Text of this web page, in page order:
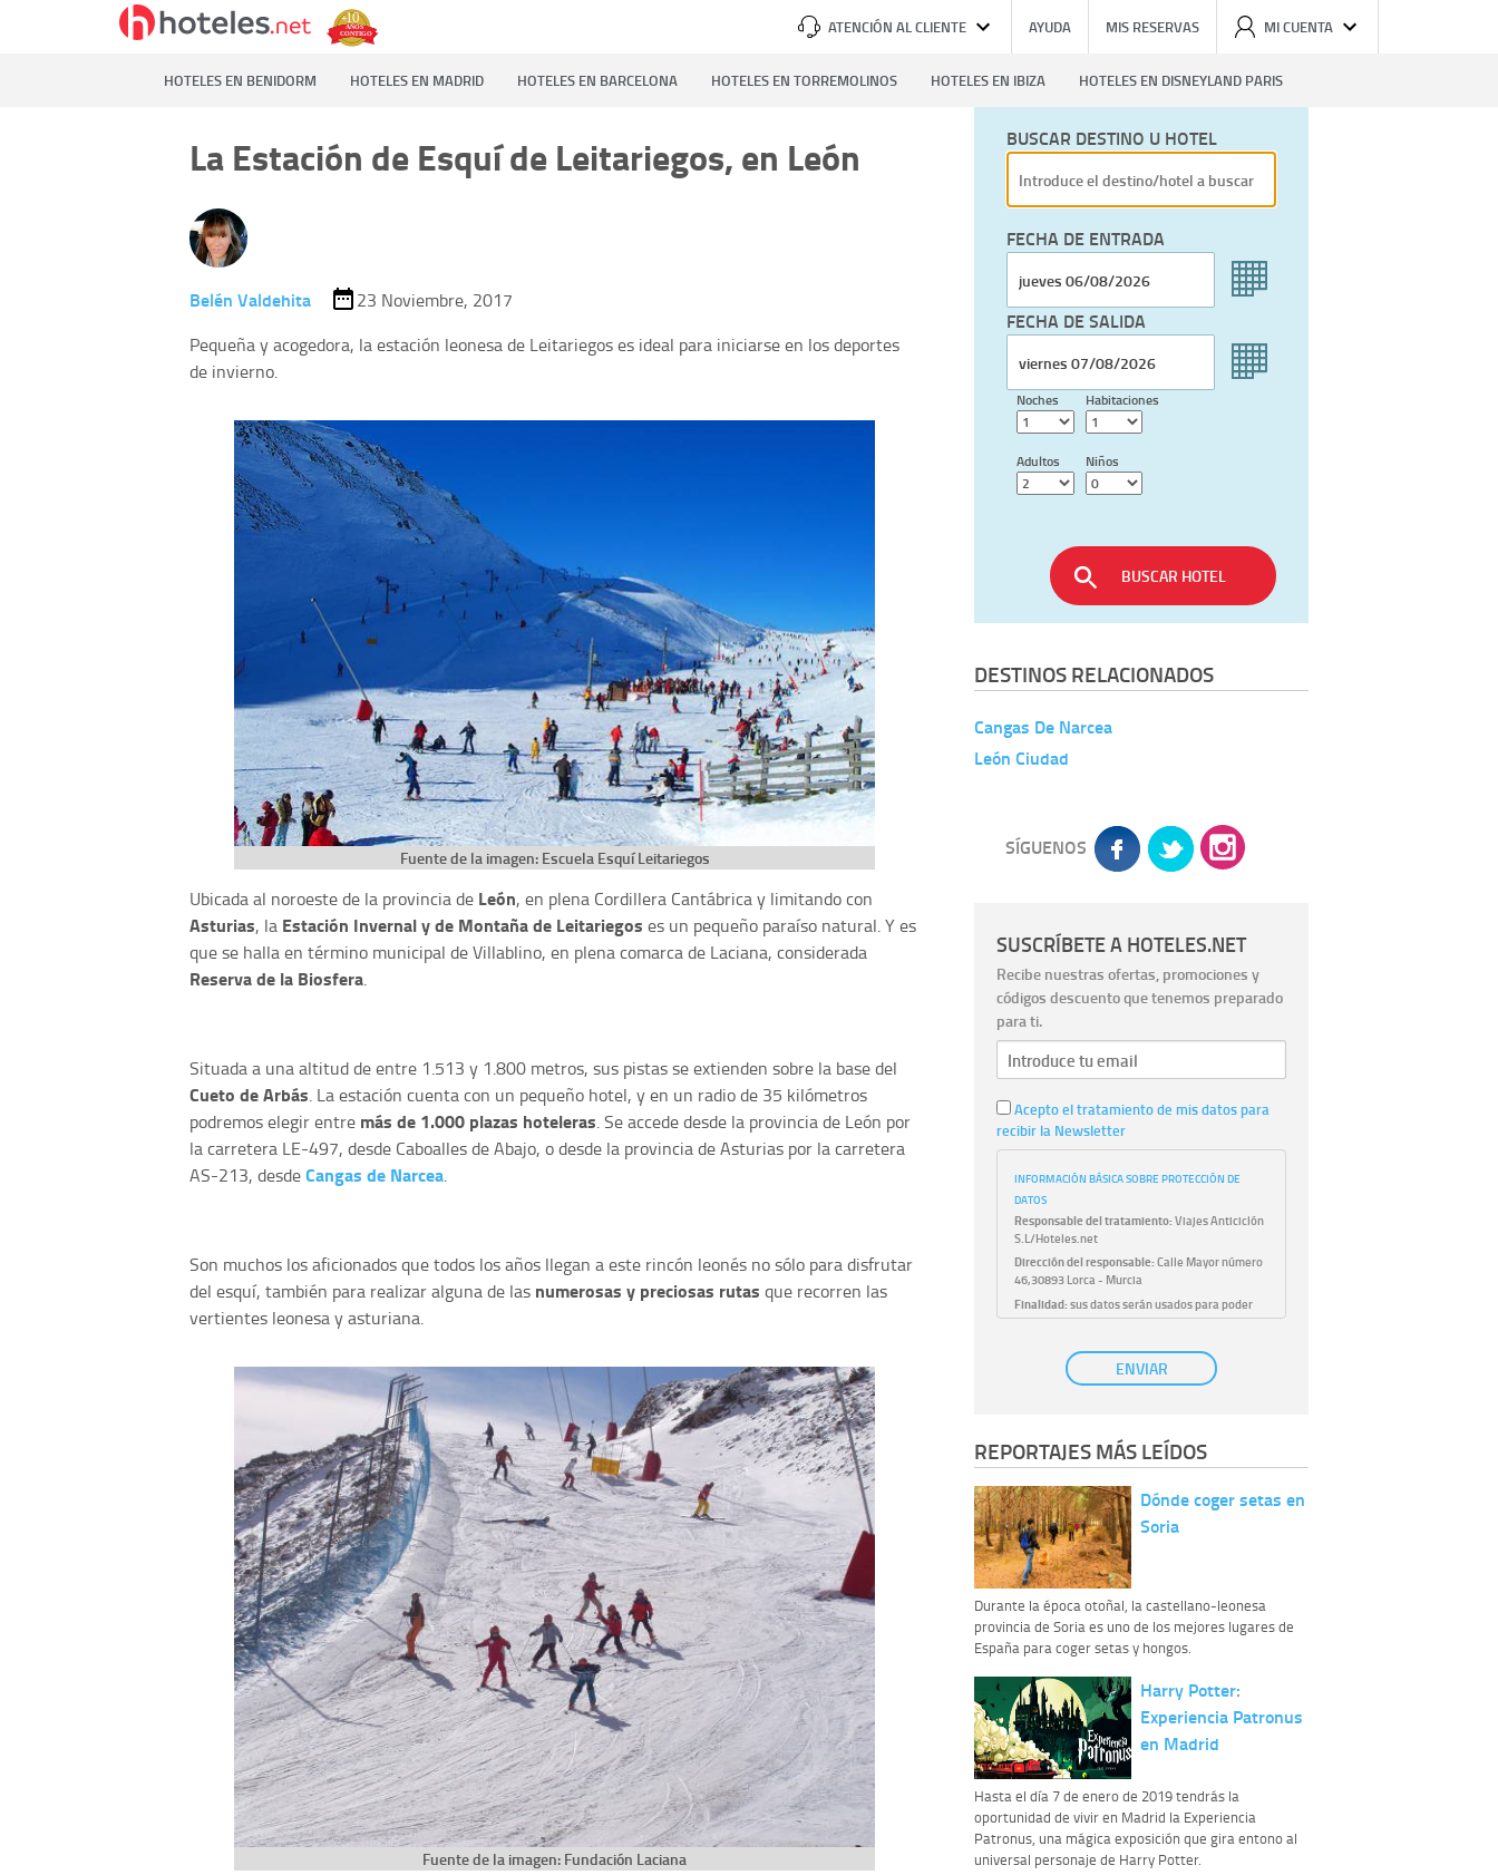
ATENCIÓN AL CLIENTE AYUDA MIS RESERVAS MI CUENTA
HOTELES EN BENIDORM HOTELES EN MADRID HOTELES EN BARCELONA HOTELES EN TORREMOLINOS HOTELES EN IBIZA HOTELES EN DISNEYLAND PARIS
La Estación de Esquí de Leitariegos, en León
Belén Valdehita
23 Noviembre, 2017
Pequeña y acogedora, la estación leonesa de Leitariegos es ideal para iniciarse en los deportes
de invierno.
Fuente de la imagen: Escuela Esquí Leitariegos
Ubicada al noroeste de la provincia de León, en plena Cordillera Cantábrica y limitando con
Asturias, la Estación Invernal y de Montaña de Leitariegos es un pequeño paraíso natural. Y es
que se halla en término municipal de Villablino, en plena comarca de Laciana, considerada
Reserva de la Biosfera.
Situada a una altitud de entre 1.513 y 1.800 metros, sus pistas se extienden sobre la base del
Cueto de Arbás. La estación cuenta con un pequeño hotel, y en un radio de 35 kilómetros
podremos elegir entre más de 1.000 plazas hoteleras. Se accede desde la provincia de León por
la carretera LE-497, desde Caboalles de Abajo, o desde la provincia de Asturias por la carretera
AS-213, desdeCangas de Narcea.
Son muchos los aficionados que todos los años llegan a este rincón leonés no sólo para disfrutar
del esquí, también para realizar alguna de las numerosas y preciosas rutas que recorren las
vertientes leonesa y asturiana.
Fuente de la imagen: Fundación Laciana
BUSCAR DESTINO U HOTEL
FECHA DE ENTRADA
FECHA DE SALIDA
Noches Habitaciones
Adultos Niños
BUSCAR HOTEL
DESTINOS RELACIONADOS
Cangas De Narcea
León Ciudad
SÍGUENOS
SUSCRÍBETE A HOTELES.NET
Recibe nuestras ofertas, promociones y
códigos descuento que tenemos preparado
para ti.
Acepto el tratamiento de mis datos para
recibir la Newsletter
INFORMACIÓN BÁSICA SOBRE PROTECCIÓN DE
DATOS
Responsable del tratamiento:Viajes Anticiclón
S.L/Hoteles.net
Dirección del responsable:Calle Mayor número
46,30893 Lorca - Murcia
Finalidad:sus datos serán usados para poder
atender sus solicitudes y prestarle nuestros
Publicidad: solo le enviaremos publicidad con su
autorización previa, que podrá facilitarnos
Base Jurídica:únicamente trataremos sus datos
con su consentimiento previo, que podrá
establecida al efecto.
Destinatarios:con carácter general, sólo el
personal de nuestra entidad que esté
debidamente autorizado podrá tener
conocimiento de la información que le pedimos.
No se comunicarán datos a terceros.
Derechos:tiene derecho a saber qué
información tenemos sobre usted, corregirla y
eliminarla, tal y como se explica en la
página web.
Información complementaria:
Puede consultar
la información adicional y detallada sobre cómo
tratamos sus datos en lapolítica de privacidad
ENVIAR
REPORTAJES MÁS LEÍDOS
Dónde coger setas en
Soria
Durante la época otoñal, la castellano-leonesa
provincia de Soria es uno de los mejores lugares de
España para coger setas y hongos.
Harry Potter:
Experiencia Patronus
en Madrid
Hasta el día 7 de enero de 2019 tendrás la
oportunidad de vivir en Madrid la Experiencia
Patronus, una mágica exposición que gira entono al
universal personaje de Harry Potter.